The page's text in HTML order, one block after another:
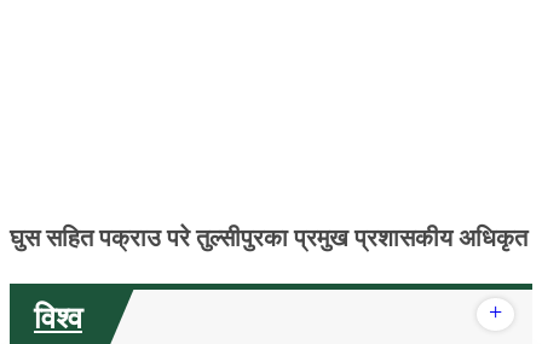
घुस सहित पक्राउ परे तुल्सीपुरका प्रमुख प्रशासकीय अधिकृत
विश्व +